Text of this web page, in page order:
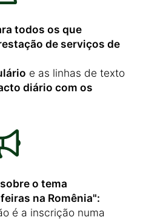
todos os que
de serviços de
e as linhas de texto
diário com os
o tema
na Romênia":
é a inscrição numa